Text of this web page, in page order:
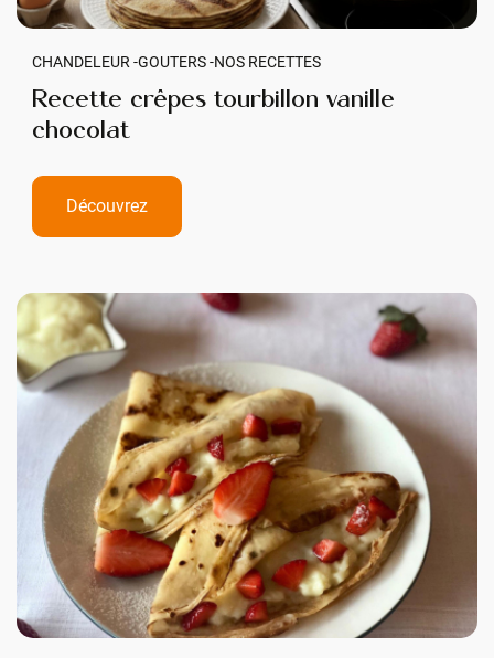
CHANDELEUR -GOUTERS -NOS RECETTES
Recette crêpes tourbillon vanille
chocolat
Découvrez